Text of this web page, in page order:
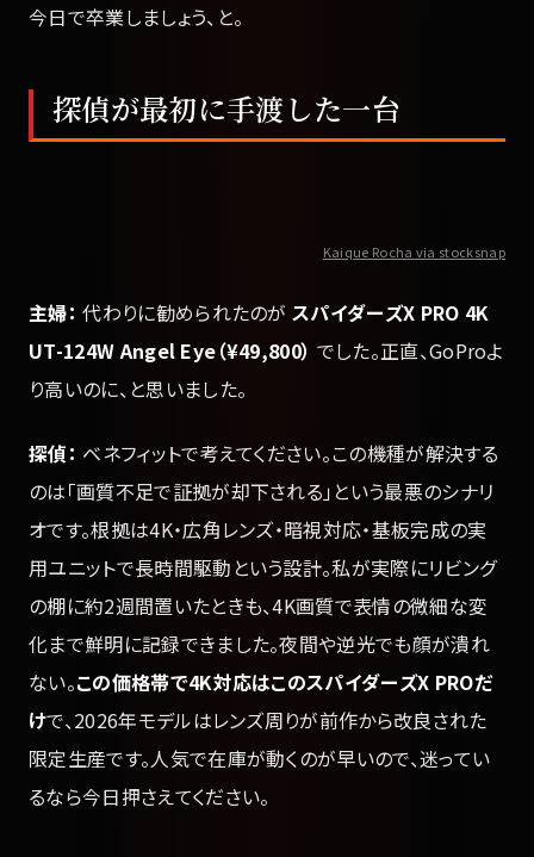
今日で卒業しましょう、と。
探偵が最初に手渡した一台
Kaique Rocha via stocksnap
主婦： 代わりに勧められたのがスパイダーズX PRO 4K
UT-124W Angel Eye（¥49,800） でした。正直、GoProよ
り高いのに、と思いました。
探偵： ベネフィットで考えてください。この機種が解決する
のは「画質不足で証拠が却下される」という最悪のシナリ
オです。根拠は4K・広角レンズ・暗視対応・基板完成の実
用ユニットで長時間駆動という設計。私が実際にリビング
の棚に約2週間置いたときも、4K画質で表情の微細な変
化まで鮮明に記録できました。夜間や逆光でも顔が潰れ
ない。この価格帯で4K対応はこのスパイダーズX PROだ
けで、2026年モデルはレンズ周りが前作から改良された
限定生産です。人気で在庫が動くのが早いので、迷ってい
るなら今日押さえてください。